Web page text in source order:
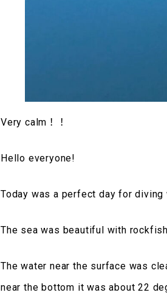
Very calm！！
Hello everyone!
Today was a perfect day for
The sea was beautiful with
The water near the surface was
near the bottom it was about 22